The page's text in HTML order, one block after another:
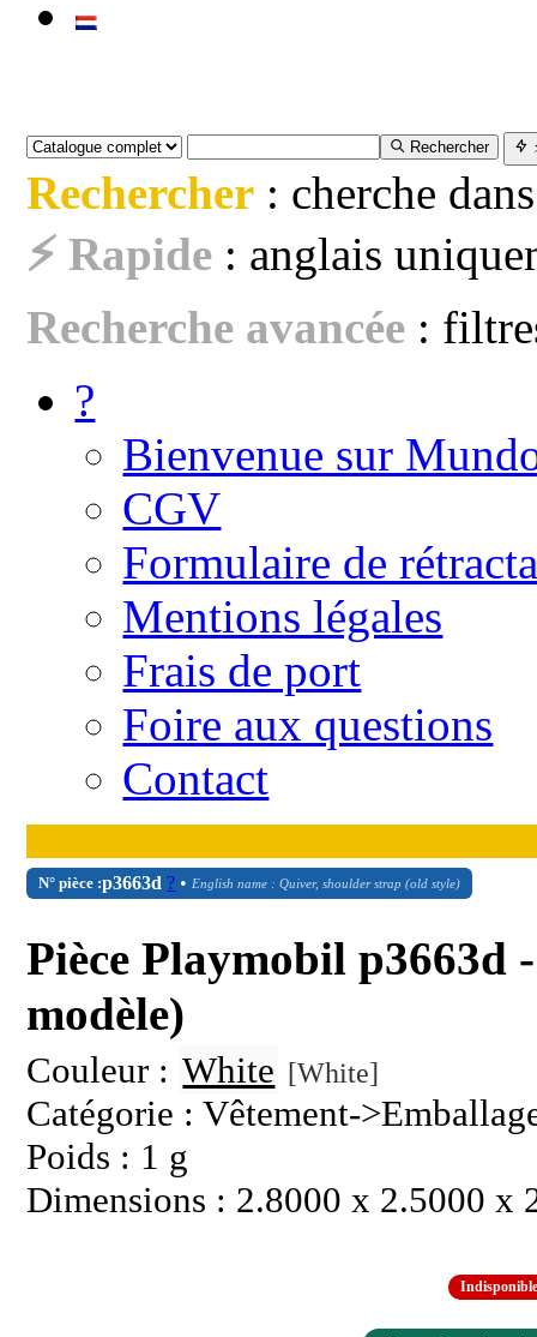
Rechercher
Rechercher : cherche
⚡ Rapide : anglais
Recherche avancée :
?
Bienvenue sur
CGV
Formulaire de
Mentions légales
Frais de port
Foire aux questions
Contact
N° pièce :p3663d ? •English name : Quiver, shoulder strap (old style)
Pièce Playmobil p3663d
modèle)
Couleur : White [White]
Catégorie : Vêtement-
Poids : 1 g
Dimensions : 2.8000 x 2.5000 x